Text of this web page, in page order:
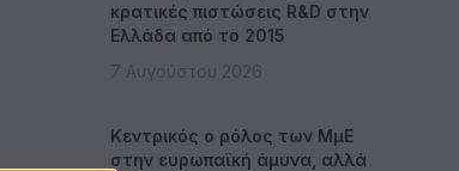
κρατικές πιστώσεις R&D στην
Ελλάδα από το 2015
7 Αυγούστου 2026
Κεντρικός ο ρόλος των ΜμΕ
στην ευρωπαϊκή άμυνα, αλλά